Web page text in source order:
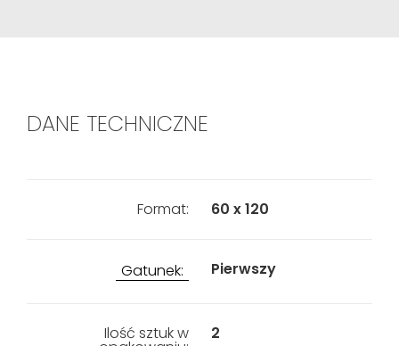
DANE TECHNICZNE
Format: 60 x 120
Gatunek: Pierwszy
Ilość sztuk w 2